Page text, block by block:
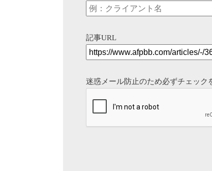
記事URL
迷惑メール防止のため必ずチェック